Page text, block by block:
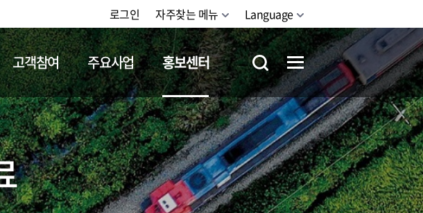
로그인 자주찾는 메뉴 Language
고객참여 주요사업 홍보센터
기차소개 철도체험